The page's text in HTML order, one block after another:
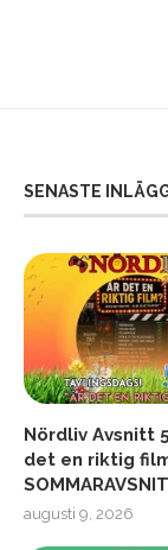
SENASTE
Nördliv Avsnitt
det en riktig
augusti 9, 2026